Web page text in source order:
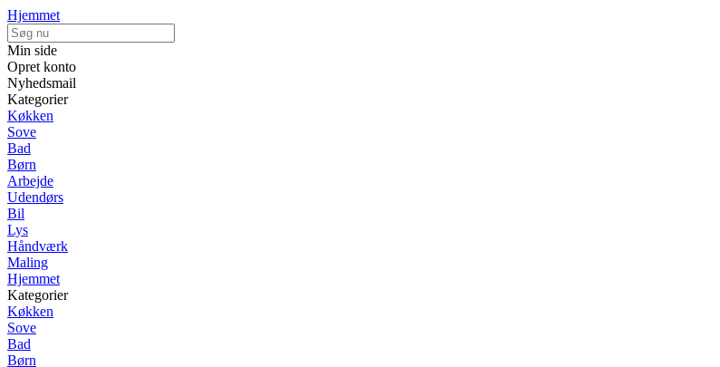
Hjemmet
Min side
Opret konto
Nyhedsmail
Kategorier
Køkken
Sove
Bad
Børn
Arbejde
Udendørs
Bil
Lys
Håndværk
Maling
Hjemmet
Kategorier
Køkken
Sove
Bad
Børn